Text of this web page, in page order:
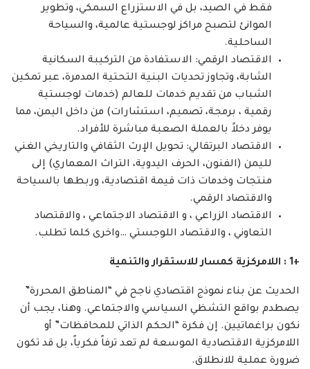
فقط في الصيد، بل في الاستزراع السمكي، وتطوير
الموانئ لتصبح مراكز لوجستية عالمية، والسياحة
الساحلية.
الاقتصاد الرقمي: الاستفادة من التركيبة السكانية
الشابة، وتجاوز تحديات البنية التحتية المدمرة، عبر تمكين
الشباب من تقديم خدمات للعالم (خدمات لوجستية
رقمية ، برمجة، تصميم، استشارات) من داخل اليمن، مما
يوفر دخلاً بالعملة الصعبة مباشرة للأفراد.
الاقتصاد البرتقالي: تحويل الإرث الثقافي والتاريخي الغني
لليمن (الفنون، الحرف اليدوية، التراث المعماري) إلى
منتجات وخدمات ذات قيمة اقتصادية، وربطها بالسياحة
والاقتصاد الرقمي.
الاقتصاد الزراعي ، و الاقتصاد الاجتماعي ، والاقتصاد
التعاوني ، والاقتصاد اللوجستي …واخرى كلما تطلب.
+1 : اللامركزية كمسار للاستقرار والتنمية
الحديث عن بناء نموذج اقتصادي ناجح في “المناطق المحررة”
يصطدم بواقع التشظي السياسي والاجتماعي. وهنا، يجب أن
نكون براغماتيين. إن فكرة “الحكم الذاتي للمحافظات” أو
اللامركزية الاقتصادية الموسعة لم تعد ترفاً فكرياً، بل قد تكون
ضرورة عملية للانطلاق.